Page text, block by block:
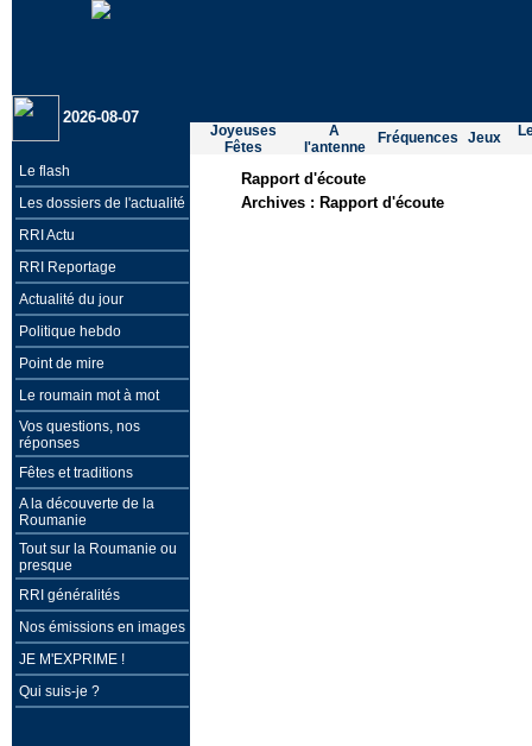
2026-08-07
Joyeuses
Fêtes
A
l'antenne
Fréquences Jeux
Le flash
Les dossiers de l'actualité
RRI Actu
RRI Reportage
Actualité du jour
Politique hebdo
Point de mire
Le roumain mot à mot
Vos questions, nos
réponses
Fêtes et traditions
A la découverte de la
Roumanie
Tout sur la Roumanie ou
presque
RRI généralités
Nos émissions en images
JE M'EXPRIME !
Qui suis-je ?
Rapport d'écoute
Archives : Rapport d'écoute